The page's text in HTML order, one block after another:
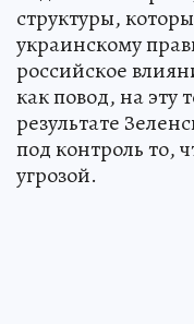
структуры,
украинскому
российское
как повод, на эту
результате
под контроль то,
угрозой.